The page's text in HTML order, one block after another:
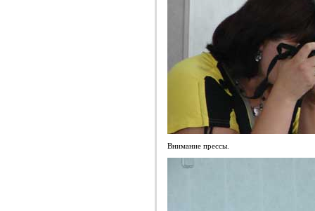
Внимание прессы.